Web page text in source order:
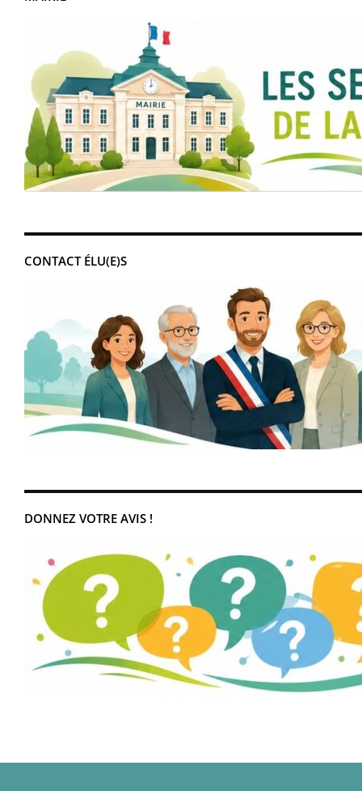
CONTACT ÉLU(E)S
DONNEZ VOTRE AVIS !